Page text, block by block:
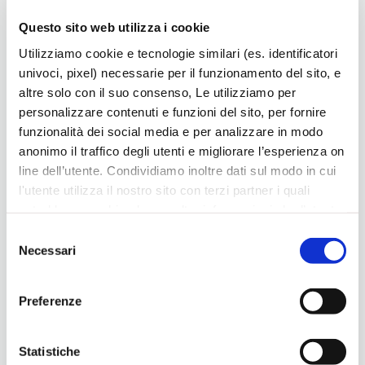
Questo sito web utilizza i cookie
Utilizziamo cookie e tecnologie similari (es. identificatori
univoci, pixel) necessarie per il funzionamento del sito, e
altre solo con il suo consenso, Le utilizziamo per
personalizzare contenuti e funzioni del sito, per fornire
funzionalità dei social media e per analizzare in modo
anonimo il traffico degli utenti e migliorare l’esperienza on
line dell’utente. Condividiamo inoltre dati sul modo in cui
l'utente utilizza il nostro sito con terzi partner i quali
loro servizi, per finalità pubblicitarie creando elenchi di
segmenti di pubblico per fornire annunci sui social media
comportamenti degli utenti. Lei può dare, rifiutare o
a tutti i cookie di una certa categoria, o ad alcuni di essi,
delNecessari
Preferenze
Statistiche
Confartigianato offre ai propri associati – aggiunte il
presidente Mandamentale Sandro Venzo-. Non è il primo
Matching Day (nel 2019 ne è stato organizzato uno per il
settore Casa) e non sarà l’ultimo. Pensiamo sia importante